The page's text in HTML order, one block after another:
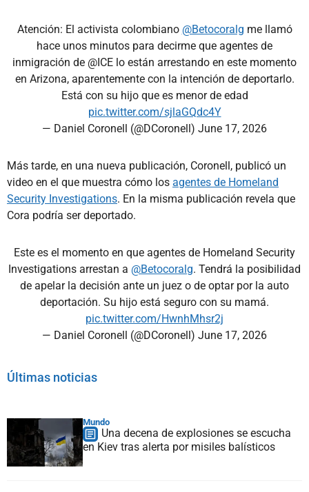
Atención: El activista colombiano @Betocoralg me llamó
hace unos minutos para decirme que agentes de
inmigración de @ICE lo están arrestando en este momento
en Arizona, aparentemente con la intención de deportarlo.
Está con su hijo que es menor de edad
pic.twitter.com/sjlaGQdc4Y
— Daniel Coronell (@DCoronell) June 17, 2026
Más tarde, en una nueva publicación, Coronell, publicó un
video en el que muestra cómo los agentes de Homeland
Security Investigations. En la misma publicación revela que
Cora podría ser deportado.
Este es el momento en que agentes de Homeland Security
Investigations arrestan a @Betocoralg. Tendrá la posibilidad
de apelar la decisión ante un juez o de optar por la auto
deportación. Su hijo está seguro con su mamá.
pic.twitter.com/HwnhMhsr2j
— Daniel Coronell (@DCoronell) June 17, 2026
Últimas noticias
Mundo
Una decena de explosiones se escucha
en Kiev tras alerta por misiles balísticos